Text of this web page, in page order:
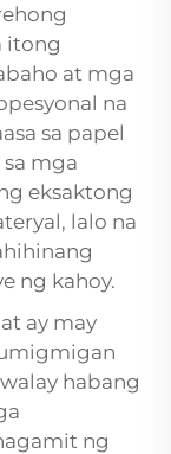
itong
at mga
na
sa papel
mga
eksaktong
lalo na
ng kahoy.
ay may
habang
ng